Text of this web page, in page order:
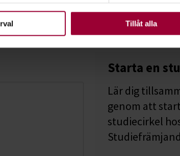
(cookies) på vår webbplats. Vissa kakor är
Tillåt alla
Läs
Starta en
Lär dig
genom att
studiecirkel